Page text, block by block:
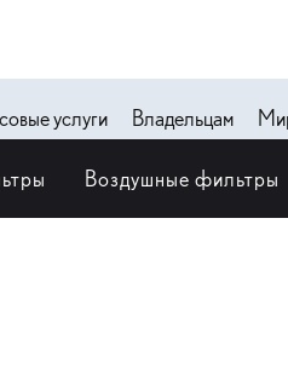
услуги Владельцам
Воздушные фильтры